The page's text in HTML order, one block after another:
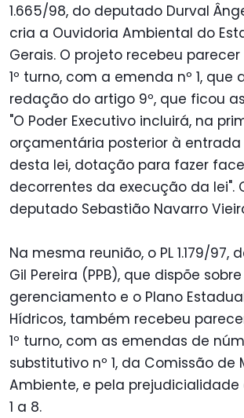
1.665/98, do deputado Durval
cria a Ouvidoria Ambiental do
Gerais. O projeto recebeu
1º turno, com a emenda nº 1, que
redação do artigo 9º, que ficou
"O Poder Executivo incluirá, na
orçamentária posterior à
desta lei, dotação para fazer
decorrentes da execução da lei".
deputado Sebastião Navarro
Na mesma reunião, o PL 1.179/97,
Gil Pereira (PPB), que dispõe
gerenciamento e o Plano
Hídricos, também recebeu
1º turno, com as emendas de
substitutivo nº 1, da Comissão de
Ambiente, e pela
1 a 8.